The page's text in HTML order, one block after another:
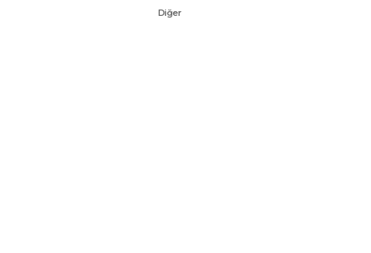
Diğer